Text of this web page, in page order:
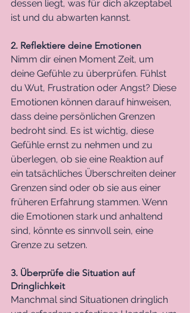
dessen liegt, was für dich akzeptabel
ist und du abwarten kannst.
2. Reflektiere deine Emotionen
Nimm dir einen Moment Zeit, um
deine Gefühle zu überprüfen. Fühlst
du Wut, Frustration oder Angst? Diese
Emotionen können darauf hinweisen,
dass deine persönlichen Grenzen
bedroht sind. Es ist wichtig, diese
Gefühle ernst zu nehmen und zu
überlegen, ob sie eine Reaktion auf
ein tatsächliches Überschreiten deiner
Grenzen sind oder ob sie aus einer
früheren Erfahrung stammen. Wenn
die Emotionen stark und anhaltend
sind, könnte es sinnvoll sein, eine
Grenze zu setzen.
3. Überprüfe die Situation auf
Dringlichkeit
Manchmal sind Situationen dringlich